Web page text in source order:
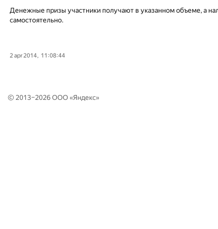
Денежные призы участники получают в указанном объеме, а
самостоятельно.
2 apr 2014, 11:08:44
© 2013–2026 ООО «Яндекс»